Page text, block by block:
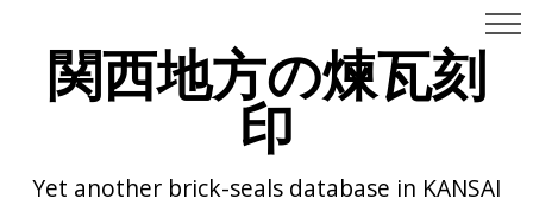
関西地方の煉瓦刻
印
Yet another brick-seals database in KANSAI